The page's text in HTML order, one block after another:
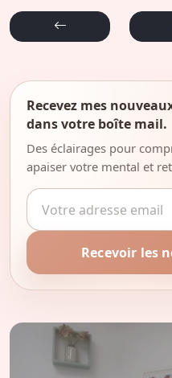
Recevez mes
dans votre boîte mail.
Des éclairages pour
apaiser votre mental et
Adresse email
Recevoir les